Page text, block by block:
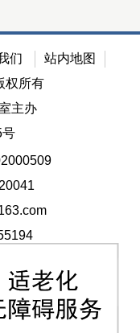
们
站内地图
权所有
主办